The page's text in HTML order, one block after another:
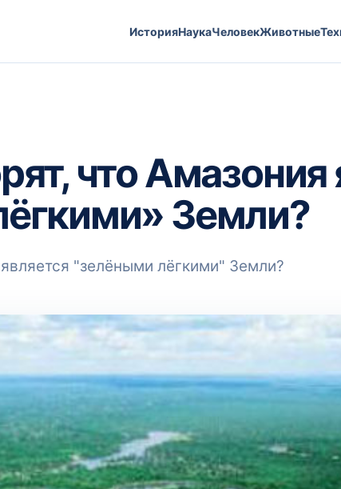
ИсторияНаукаЧеловекЖивотные
что Амазония
Земли?
"зелёными лёгкими" Земли?